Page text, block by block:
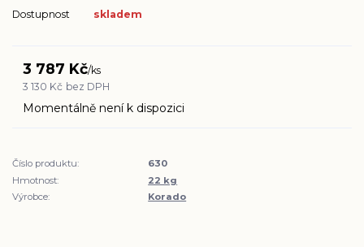
Dostupnost skladem
3 787 Kč/ks
3 130 Kč bez DPH
Momentálně není k dispozici
Číslo produktu:
630
Hmotnost:
22 kg
Výrobce:
Korado